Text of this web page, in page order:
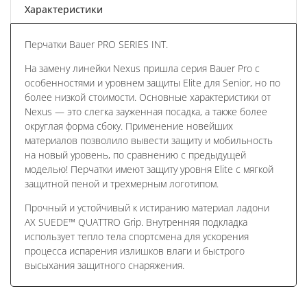
Характеристики
Перчатки Bauer PRO SERIES INT.
На замену линейки Nexus пришла серия Bauer Pro с
особенностями и уровнем защиты Elite для Senior, но по
более низкой стоимости. Основные характеристики от
Nexus — это слегка зауженная посадка, а также более
округлая форма сбоку. Применение новейших
материалов позволило вывести защиту и мобильность
на новый уровень, по сравнению с предыдущей
моделью! Перчатки имеют защиту уровня Elite с мягкой
защитной пеной и трехмерным логотипом.
Прочный и устойчивый к истиранию материал ладони
AX SUEDE™ QUATTRO Grip. Внутренняя подкладка
использует тепло тела спортсмена для ускорения
процесса испарения излишков влаги и быстрого
высыхания защитного снаряжения.